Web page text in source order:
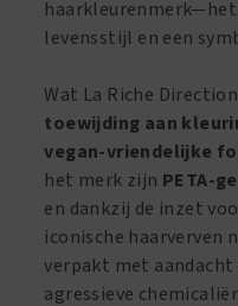
levensstijl en een
Wat La Riche
toewijding aan
vegan-vriendelijke
het merk zijn PETA-
en dankzij de inzet
iconische haarverven
verpakt met
agressieve